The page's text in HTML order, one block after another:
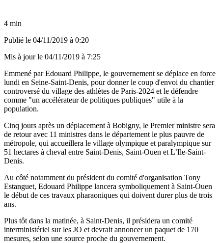
4 min
Publié le 04/11/2019 à 0:20
Mis à jour le 04/11/2019 à 7:25
Emmené par Edouard Philippe, le gouvernement se déplace en force
lundi en Seine-Saint-Denis, pour donner le coup d'envoi du chantier
controversé du village des athlètes de Paris-2024 et le défendre
comme "un accélérateur de politiques publiques" utile à la
population.
Cinq jours après un déplacement à Bobigny, le Premier ministre sera
de retour avec 11 ministres dans le département le plus pauvre de
métropole, qui accueillera le village olympique et paralympique sur
51 hectares à cheval entre Saint-Denis, Saint-Ouen et L’Ile-Saint-
Denis.
Au côté notamment du président du comité d'organisation Tony
Estanguet, Edouard Philippe lancera symboliquement à Saint-Ouen
le début de ces travaux pharaoniques qui doivent durer plus de trois
ans.
Plus tôt dans la matinée, à Saint-Denis, il présidera un comité
interministériel sur les JO et devrait annoncer un paquet de 170
mesures, selon une source proche du gouvernement.